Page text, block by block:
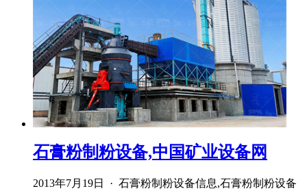
石膏粉制粉设备,中国矿业设备网
2013年7月19日 · 石膏粉制粉设备信息,石膏粉制粉设备